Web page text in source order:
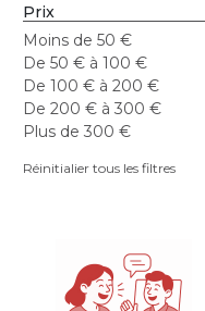
Prix
Moins de 50 €
De 50 € à 100 €
De 100 € à 200 €
De 200 € à 300 €
Plus de 300 €
Réinitialier tous les filtres